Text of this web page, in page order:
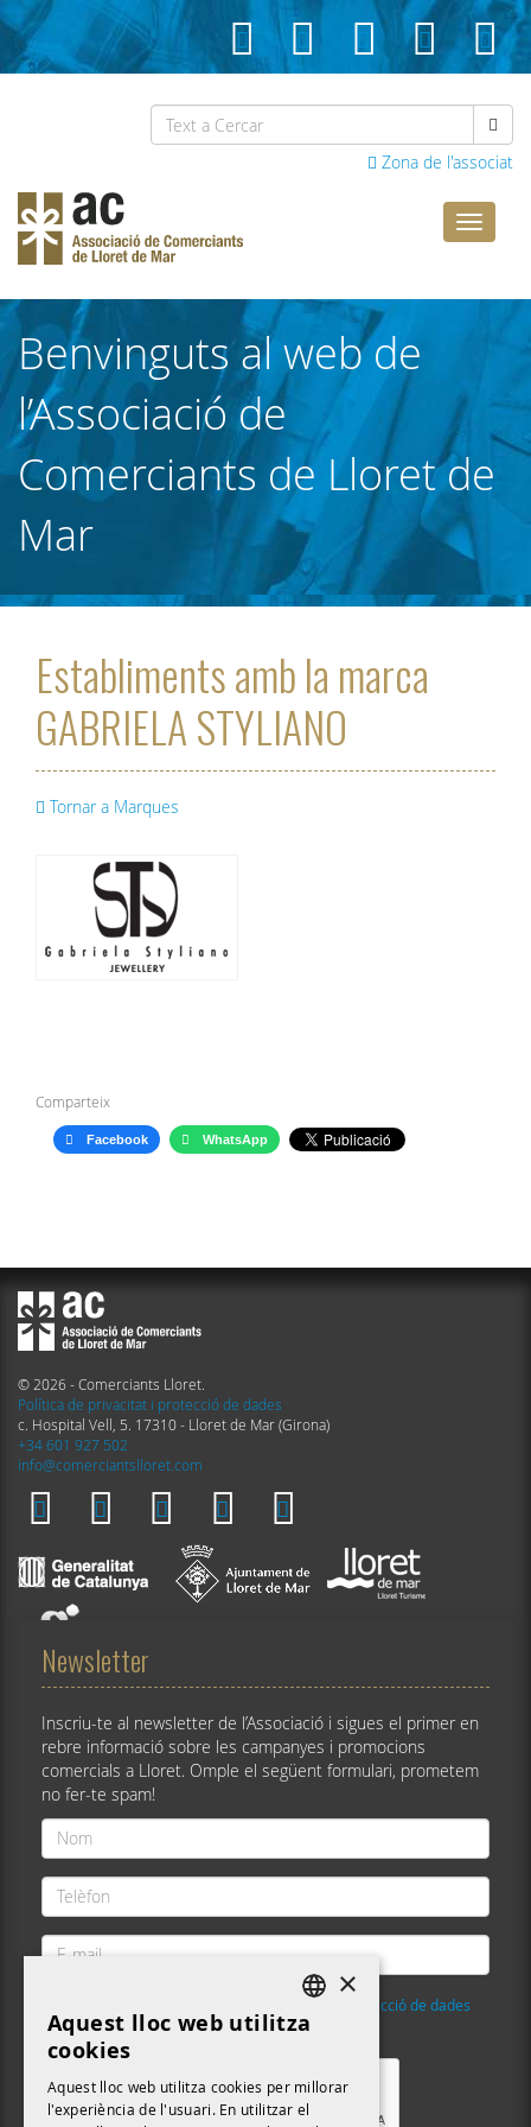
Zona de l'associat
Lloret
Benvinguts al web de
l’Associació de
Comerciants de Lloret de
Mar
Establiments amb la marca
GABRIELA STYLIANO
Tornar a Marques
Comparteix
Facebook WhatsApp
© 2026 - Comerciants Lloret.
Política de privacitat i protecció de dades
c. Hospital Vell, 5. 17310 - Lloret de Mar (Girona)
+34 601 927 502
info@comerciantslloret.com
Newsletter
Inscriu-te al newsletter de l’Associació i sigues el primer en
rebre informació sobre les campanyes i promocions
comercials a Lloret. Omple el següent formulari, prometem
no fer-te spam!
Nom
*
Telèfon
*
E-
Política de privacitat i protecció de dades
Validació DEFAULT LANGUAGE
×
Aquest lloc web utilitza
cookies
Aquest lloc web utilitza cookies per millorar
l'experiència de l'usuari. En utilitzar el